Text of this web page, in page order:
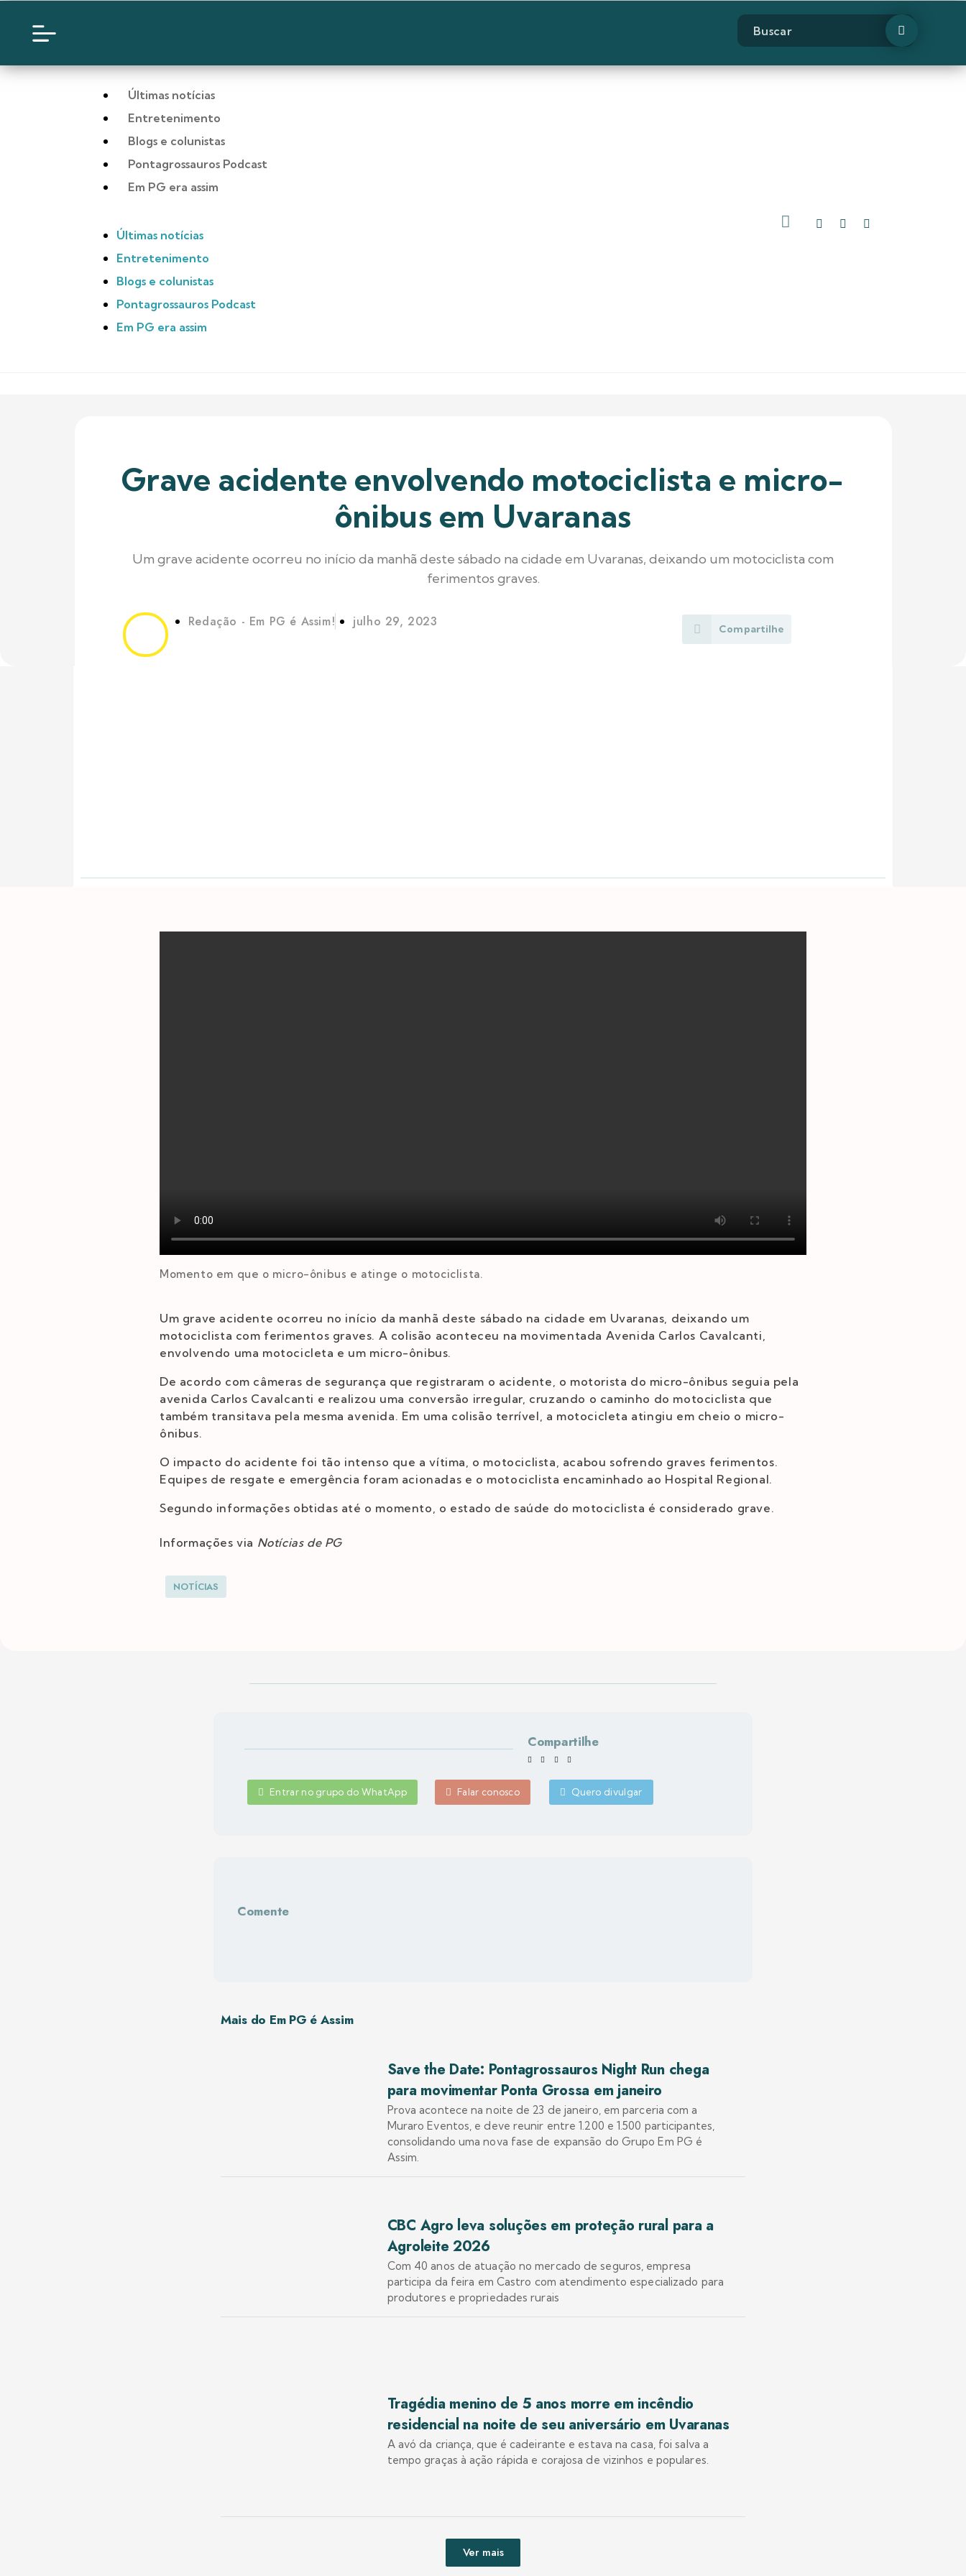
Últimas notícias
Entretenimento
Blogs e colunistas
Pontagrossauros Podcast
Em PG era assim
Últimas notícias
Entretenimento
Blogs e colunistas
Pontagrossauros Podcast
Em PG era assim
Grave acidente envolvendo motociclista e micro-
ônibus em Uvaranas
Um grave acidente ocorreu no início da manhã deste sábado na cidade em Uvaranas, deixando um motociclista com
ferimentos graves.
Redação - Em PG é Assim! julho 29, 2023 Compartilhe
Momento em que o micro-ônibus e atinge o motociclista.
Um grave acidente ocorreu no início da manhã deste sábado na cidade em Uvaranas, deixando um
motociclista com ferimentos graves. A colisão aconteceu na movimentada Avenida Carlos Cavalcanti,
envolvendo uma motocicleta e um micro-ônibus.
De acordo com câmeras de segurança que registraram o acidente, o motorista do micro-ônibus seguia pela
avenida Carlos Cavalcanti e realizou uma conversão irregular, cruzando o caminho do motociclista que
também transitava pela mesma avenida. Em uma colisão terrível, a motocicleta atingiu em cheio o micro-
ônibus.
O impacto do acidente foi tão intenso que a vítima, o motociclista, acabou sofrendo graves ferimentos.
Equipes de resgate e emergência foram acionadas e o motociclista encaminhado ao Hospital Regional.
Segundo informações obtidas até o momento, o estado de saúde do motociclista é considerado grave.
Informações via Notícias de PG
NOTÍCIAS
Compartilhe
Entrar no grupo do WhatApp Falar conosco Quero divulgar
Comente
Mais do Em PG é Assim
Save the Date: Pontagrossauros Night Run chega
para movimentar Ponta Grossa em janeiro
Prova acontece na noite de 23 de janeiro, em parceria com a
Muraro Eventos, e deve reunir entre 1.200 e 1.500 participantes,
consolidando uma nova fase de expansão do Grupo Em PG é
Assim.
CBC Agro leva soluções em proteção rural para a
Agroleite 2026
Com 40 anos de atuação no mercado de seguros, empresa
participa da feira em Castro com atendimento especializado para
produtores e propriedades rurais
Tragédia menino de 5 anos morre em incêndio
residencial na noite de seu aniversário em Uvaranas
A avó da criança, que é cadeirante e estava na casa, foi salva a
tempo graças à ação rápida e corajosa de vizinhos e populares.
Ver mais